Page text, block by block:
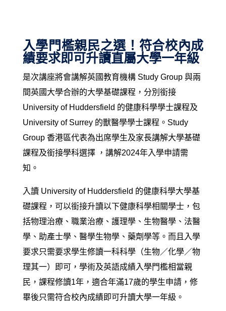
入學門檻親民之選！符合校內成
績要求即可升讀直屬大學一年級
是次講座將會講解英國教育機構 Study Group 與兩
間英國大學合辦的大學基礎課程，分別銜接
University of Huddersfield 的健康科學學士課程及
University of Surrey 的獸醫學學士課程。Study
Group 香港區代表為出席學生及家長講解大學基礎
課程及銜接學科選擇 ，講解2024年入學申請需
知。
入讀 University of Huddersfield 的健康科學大學基
礎課程，可以銜接升讀以下健康科學相關學士，包
括物理治療、職業治療、護理學、生物醫學、法醫
學、助產士學、醫學生物學、藥劑學等。而且入學
要求只需要求學生修讀一科科學（生物／化學／物
理其一）即可，學術及英語成績入學門檻相當親
民，課程修讀1年，適合年滿17歲的學生申請，修
畢後只需符合校內成績即可升讀大學一年級。